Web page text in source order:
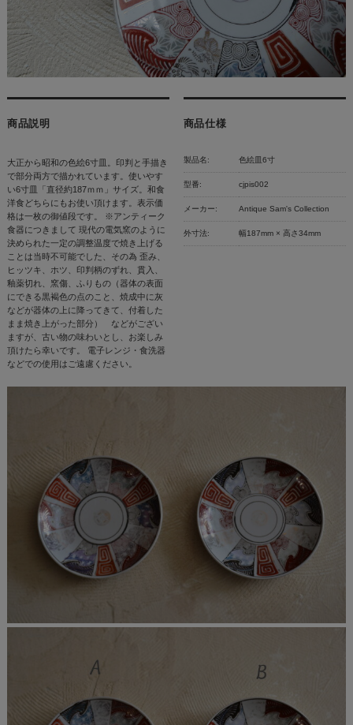
商品説明
大正から昭和の色絵6寸皿。印判と手描き
で部分両方で描かれています。使いやす
い6寸皿「直径約187ｍｍ」サイズ。和食
洋食どちらにもお使い頂けます。表示価
格は一枚の御値段です。 ※アンティーク
食器につきまして 現代の電気窯のように
決められた一定の調整温度で焼き上げる
ことは当時不可能でした、その為 歪み、
ヒッツキ、ホツ、印判柄のずれ、貫入、
釉薬切れ、窯傷、ふりもの（器体の表面
にできる黒褐色の点のこと、焼成中に灰
などが器体の上に降ってきて、付着した
まま焼き上がった部分） などがござい
ますが、古い物の味わいとし、お楽しみ
頂けたら幸いです。 電子レンジ・食洗器
などでの使用はご遠慮ください。
商品仕様
製品名: 色絵皿6寸
型番: cjpis002
メーカー: Antique Sam's Collection
外寸法: 幅187mm × 高さ34mm